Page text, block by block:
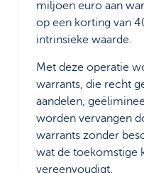
miljoen euro aan
op een korting van
intrinsieke waarde.
Met deze operatie
warrants, die recht
aandelen,
worden vervangen
warrants zonder
wat de toekomstige
vereenvoudigt.